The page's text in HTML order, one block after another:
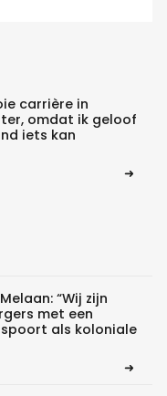
carrière in
omdat ik geloof
iets kan
“Wij zijn
met een
als koloniale